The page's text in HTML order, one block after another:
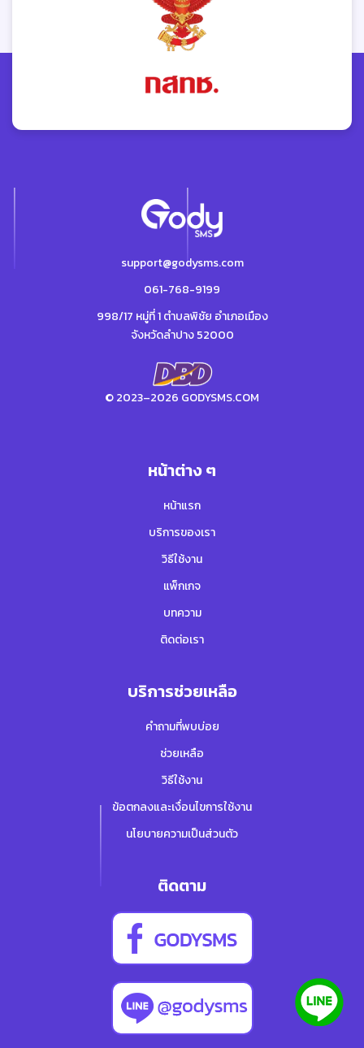
support@godysms.com
061-768-9199
998/17 หมู่ที่ 1 ตำบลพิชัย อำเภอเมือง
จังหวัดลำปาง 52000
© 2023–2026 GODYSMS.COM
หน้าต่าง ๆ
หน้าแรก
บริการของเรา
วิธีใช้งาน
แพ็กเกจ
บทความ
ติดต่อเรา
บริการช่วยเหลือ
คำถามที่พบบ่อย
ช่วยเหลือ
วิธีใช้งาน
ข้อตกลงและเงื่อนไขการใช้งาน
นโยบายความเป็นส่วนตัว
ติดตาม